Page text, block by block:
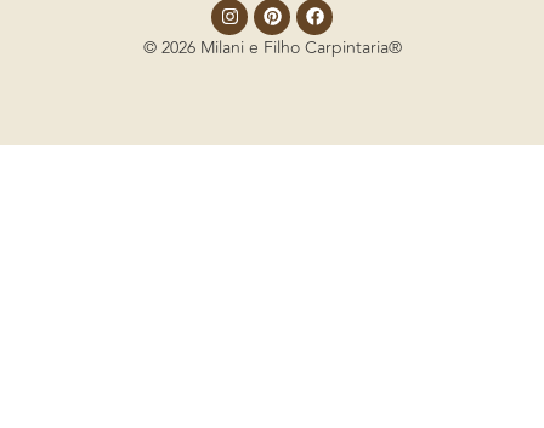
© 2026 Milani e Filho Carpintaria®